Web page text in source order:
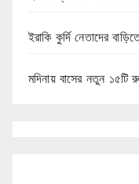
ইরাকি কুর্দি নেতাদের
মদিনায় বাসের নতুন ১৫টি